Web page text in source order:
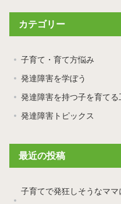
カテゴリー
子育て・育て方悩み
発達障害を学ぼう
発達障害を持つ子を育てる
発達障害トピックス
最近の投稿
子育てで発狂しそうなマ